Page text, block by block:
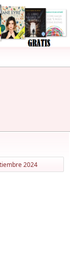
2024